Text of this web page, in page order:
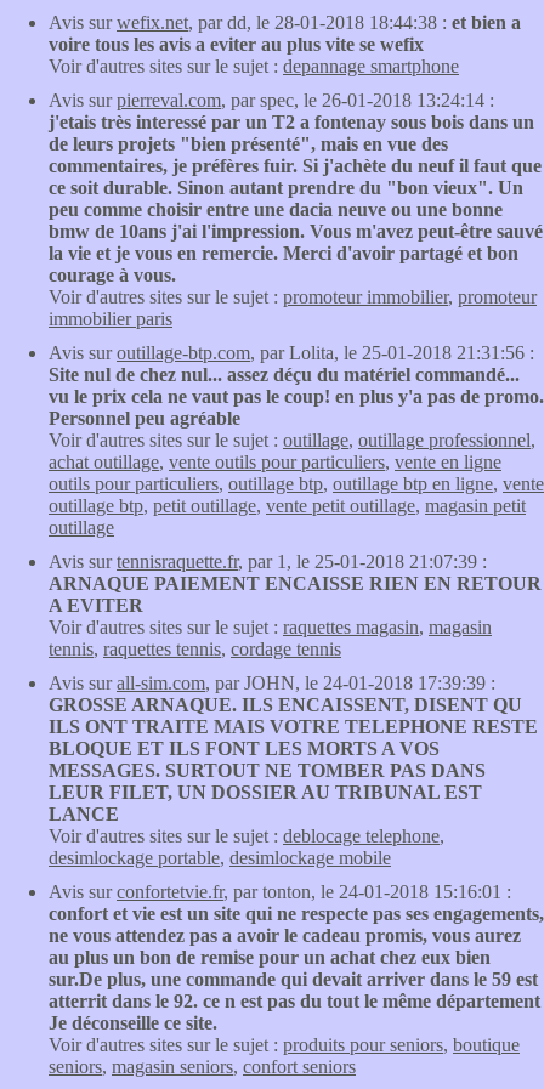
Avis surwefix.net, par dd, le 28-01-2018 18:44:38 : et bien a
voire tous les avis a eviter au plus vite se wefix
Voir d'autres sites sur le sujet : depannage smartphone
Avis surpierreval.com, par spec, le 26-01-2018 13:24:14 :
j'etais très interessé par un T2 a fontenay sous bois dans un
de leurs projets "bien présenté", mais en vue des
commentaires, je préfères fuir. Si j'achète du neuf il faut que
ce soit durable. Sinon autant prendre du "bon vieux". Un
peu comme choisir entre une dacia neuve ou une bonne
bmw de 10ans j'ai l'impression. Vous m'avez peut-être sauvé
la vie et je vous en remercie. Merci d'avoir partagé et bon
courage à vous.
Voir d'autres sites sur le sujet : promoteur immobilier, promoteur
immobilier paris
Avis suroutillage-btp.com, par Lolita, le 25-01-2018 21:31:56 :
Site nul de chez nul... assez déçu du matériel commandé...
vu le prix cela ne vaut pas le coup! en plus y'a pas de promo.
Personnel peu agréable
Voir d'autres sites sur le sujet : outillage, outillage professionnel,
achat outillage, vente outils pour particuliers, vente en ligne
outils pour particuliers, outillage btp, outillage btp en ligne, vente
outillage btp, petit outillage, vente petit outillage, magasin petit
outillage
Avis surtennisraquette.fr, par 1, le 25-01-2018 21:07:39 :
ARNAQUE PAIEMENT ENCAISSE RIEN EN RETOUR
A EVITER
Voir d'autres sites sur le sujet : raquettes magasin, magasin
tennis, raquettes tennis, cordage tennis
Avis surall-sim.com, par JOHN, le 24-01-2018 17:39:39 :
GROSSE ARNAQUE. ILS ENCAISSENT, DISENT QU
ILS ONT TRAITE MAIS VOTRE TELEPHONE RESTE
BLOQUE ET ILS FONT LES MORTS A VOS
MESSAGES. SURTOUT NE TOMBER PAS DANS
LEUR FILET, UN DOSSIER AU TRIBUNAL EST
LANCE
Voir d'autres sites sur le sujet : deblocage telephone,
desimlockage portable, desimlockage mobile
Avis surconfortetvie.fr, par tonton, le 24-01-2018 15:16:01 :
confort et vie est un site qui ne respecte pas ses engagements,
ne vous attendez pas a avoir le cadeau promis, vous aurez
au plus un bon de remise pour un achat chez eux bien
sur.De plus, une commande qui devait arriver dans le 59 est
atterrit dans le 92. ce n est pas du tout le même département
Je déconseille ce site.
Voir d'autres sites sur le sujet : produits pour seniors, boutique
seniors, magasin seniors, confort seniors